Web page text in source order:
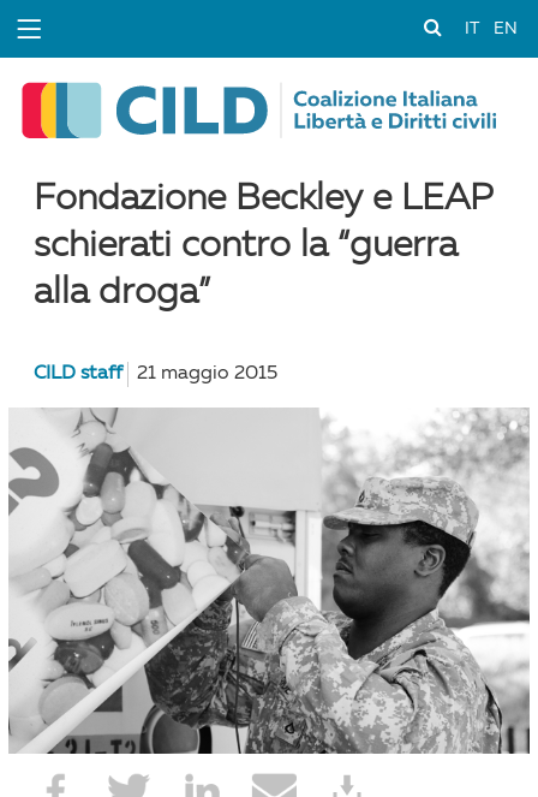
EN
Fondazione Beckley e LEAP
schierati contro la “guerra
alla droga”
CILD staff 21 maggio 2015